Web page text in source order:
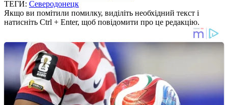
ТЕГИ: Северодонецк
Якщо ви помітили помилку, виділіть необхідний текст і
натисніть Ctrl + Enter, щоб повідомити про це редакцію.